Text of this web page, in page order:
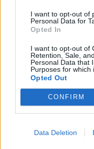
I want to opt-out of
Personal Data for
Opted In
I want to opt-out of
Retention, Sale,
Personal Data that
Purposes for which
Opted Out
CONFIRM
Data Deletion
SOCIALE
Ghiringhelli,
musica,
Centro